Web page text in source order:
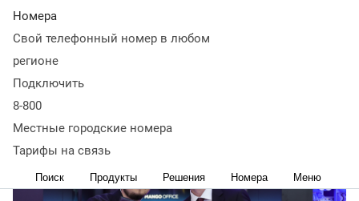
Номера
Свой телефонный номер в любом
регионе
Подключить
8-800
Местные городские номера
Тарифы на связь
Поиск Продукты Решения Номера Меню
19 мая
сфере цифровизации корпоративных коммуникаций для
бизнеса и государственных организаций.